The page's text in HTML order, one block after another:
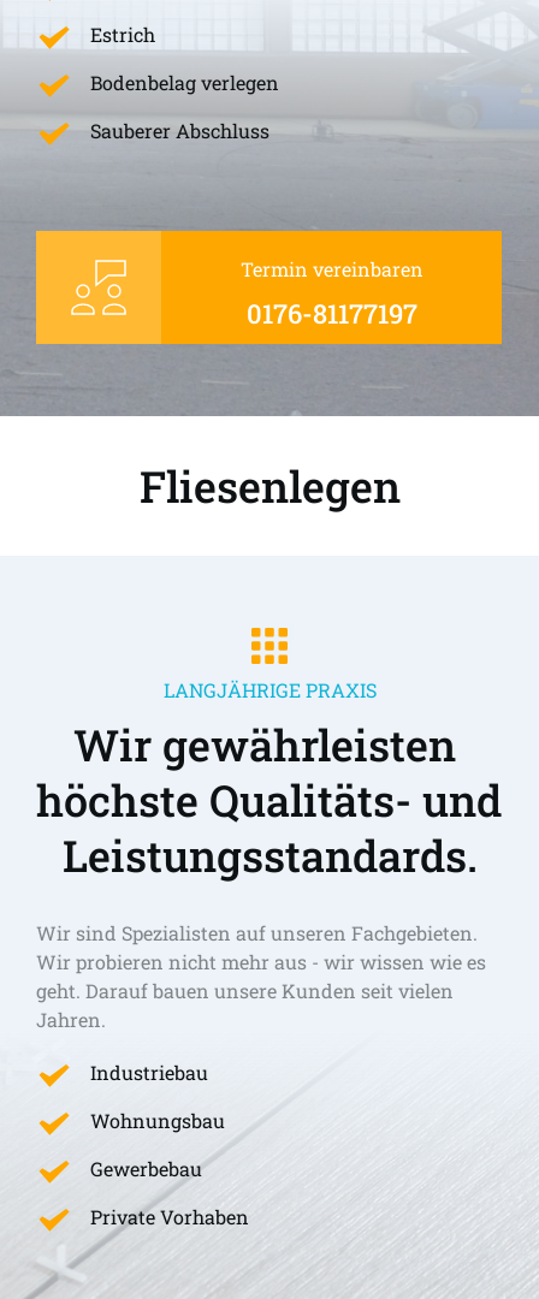
Estrich
Bodenbelag verlegen
Sauberer Abschluss
Termin vereinbaren
0176-81177197
Fliesenlegen
LANGJÄHRIGE PRAXIS
Wir gewährleisten
höchste Qualitäts- und
Leistungsstandards.
Wir sind Spezialisten auf unseren Fachgebieten.
Wir probieren nicht mehr aus - wir wissen wie es
geht. Darauf bauen unsere Kunden seit vielen
Jahren.
Industriebau
Wohnungsbau
Gewerbebau
Private Vorhaben